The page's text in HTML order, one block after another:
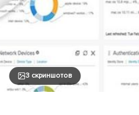
3 скриншотов